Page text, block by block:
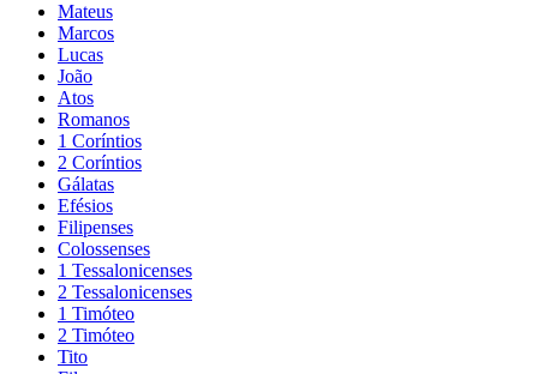
Mateus
Marcos
Lucas
João
Atos
Romanos
1 Coríntios
2 Coríntios
Gálatas
Efésios
Filipenses
Colossenses
1 Tessalonicenses
2 Tessalonicenses
1 Timóteo
2 Timóteo
Tito